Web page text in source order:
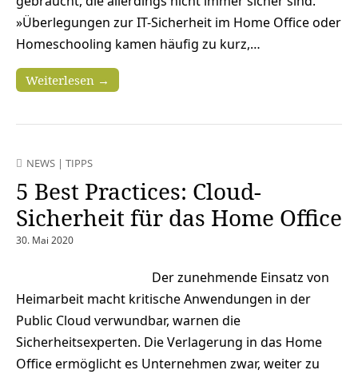
»Überlegungen zur IT-Sicherheit im Home Office oder
Homeschooling kamen häufig zu kurz,…
Weiterlesen →
NEWS | TIPPS
5 Best Practices: Cloud-
Sicherheit für das Home Office
30. Mai 2020
Der zunehmende Einsatz von
Heimarbeit macht kritische Anwendungen in der
Public Cloud verwundbar, warnen die
Sicherheitsexperten. Die Verlagerung in das Home
Office ermöglicht es Unternehmen zwar, weiter zu